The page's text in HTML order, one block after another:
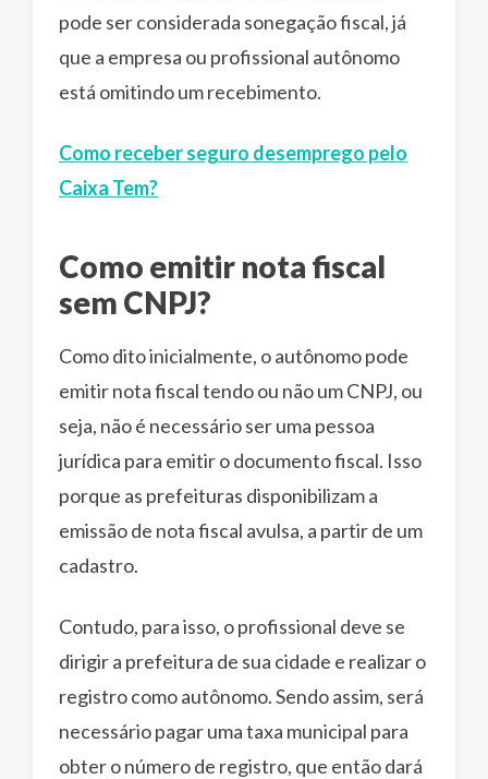
pode ser considerada sonegação fiscal, já
que a empresa ou profissional autônomo
está omitindo um recebimento.
Como receber seguro desemprego pelo
Caixa Tem?
Como emitir nota fiscal
sem CNPJ?
Como dito inicialmente, o autônomo pode
emitir nota fiscal tendo ou não um CNPJ, ou
seja, não é necessário ser uma pessoa
jurídica para emitir o documento fiscal. Isso
porque as prefeituras disponibilizam a
emissão de nota fiscal avulsa, a partir de um
cadastro.
Contudo, para isso, o profissional deve se
dirigir a prefeitura de sua cidade e realizar o
registro como autônomo. Sendo assim, será
necessário pagar uma taxa municipal para
obter o número de registro, que então dará